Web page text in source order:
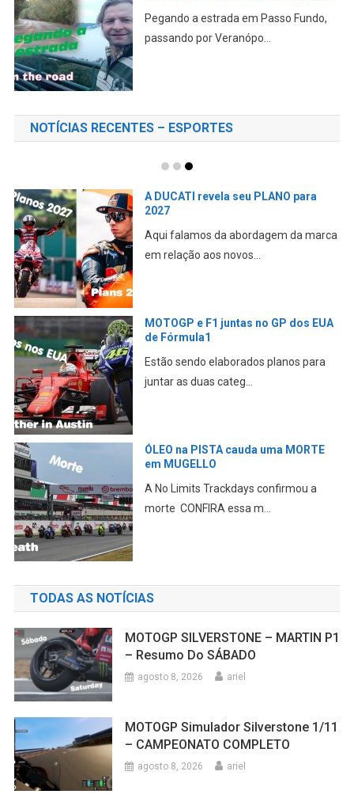
Reencontrar amigos que você não vê a
muito tempo sempre...
NOTÍCIAS RECENTES – ESPORTES
MOTOGP SILVERSTONE – MARTIN
P1 – Resumo do SÁBADO
Jorge Martin é o melhor Aprilia do
sábado, com Marc Mar...
MOTOGP SILVERSTONE – BEZZ P1 –
Resumo da SEXTA-FEIRA
Bezzecchi da Aprilia demonstra o
velho ritmo na sexta-f...
Mundial SUPERBIKE terá motores
1200 CILINDRADAS
O WorldSBK anunciou oficialmente
uma série de alteraçõe...
TODAS AS NOTÍCIAS
MOTOGP SILVERSTONE – MARTIN P1
– Resumo Do SÁBADO
agosto 8, 2026 ariel
MOTOGP Simulador Silverstone 1/11
– CAMPEONATO COMPLETO
agosto 8, 2026 ariel